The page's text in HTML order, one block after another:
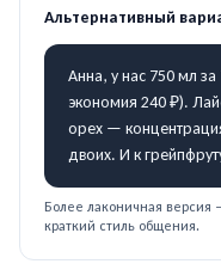
Альтернативный
Анна, у нас 750 мл
экономия 240 ₽).
орех —
двоих. И к
Более лаконичная версия
краткий стиль общения.